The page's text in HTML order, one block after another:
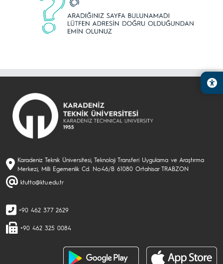
Karadeniz Teknik Üniversitesi, Teknoloji Transferi Uygulama ve Araştırma
Merkezi, Milli Egemenlik Cd. No:46/B 61080 Ortahisar TRABZON
ktutto@ktu.edu.tr
+90 462 377 2629
+90 462 325 0084